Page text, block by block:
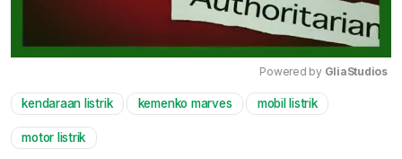
Mute
Powered by GliaStudios
kendaraan listrik kemenko marves mobil listrik
motor listrik